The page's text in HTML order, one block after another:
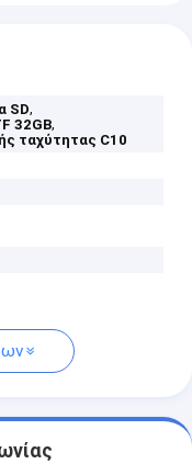
SD,
32GB,
ταχύτητας C10